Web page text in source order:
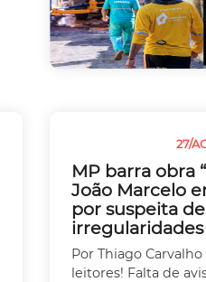
27/
MP barra obra
João Marcelo
por suspeita de
irregularidades
Por Thiago
leitores! Falta de